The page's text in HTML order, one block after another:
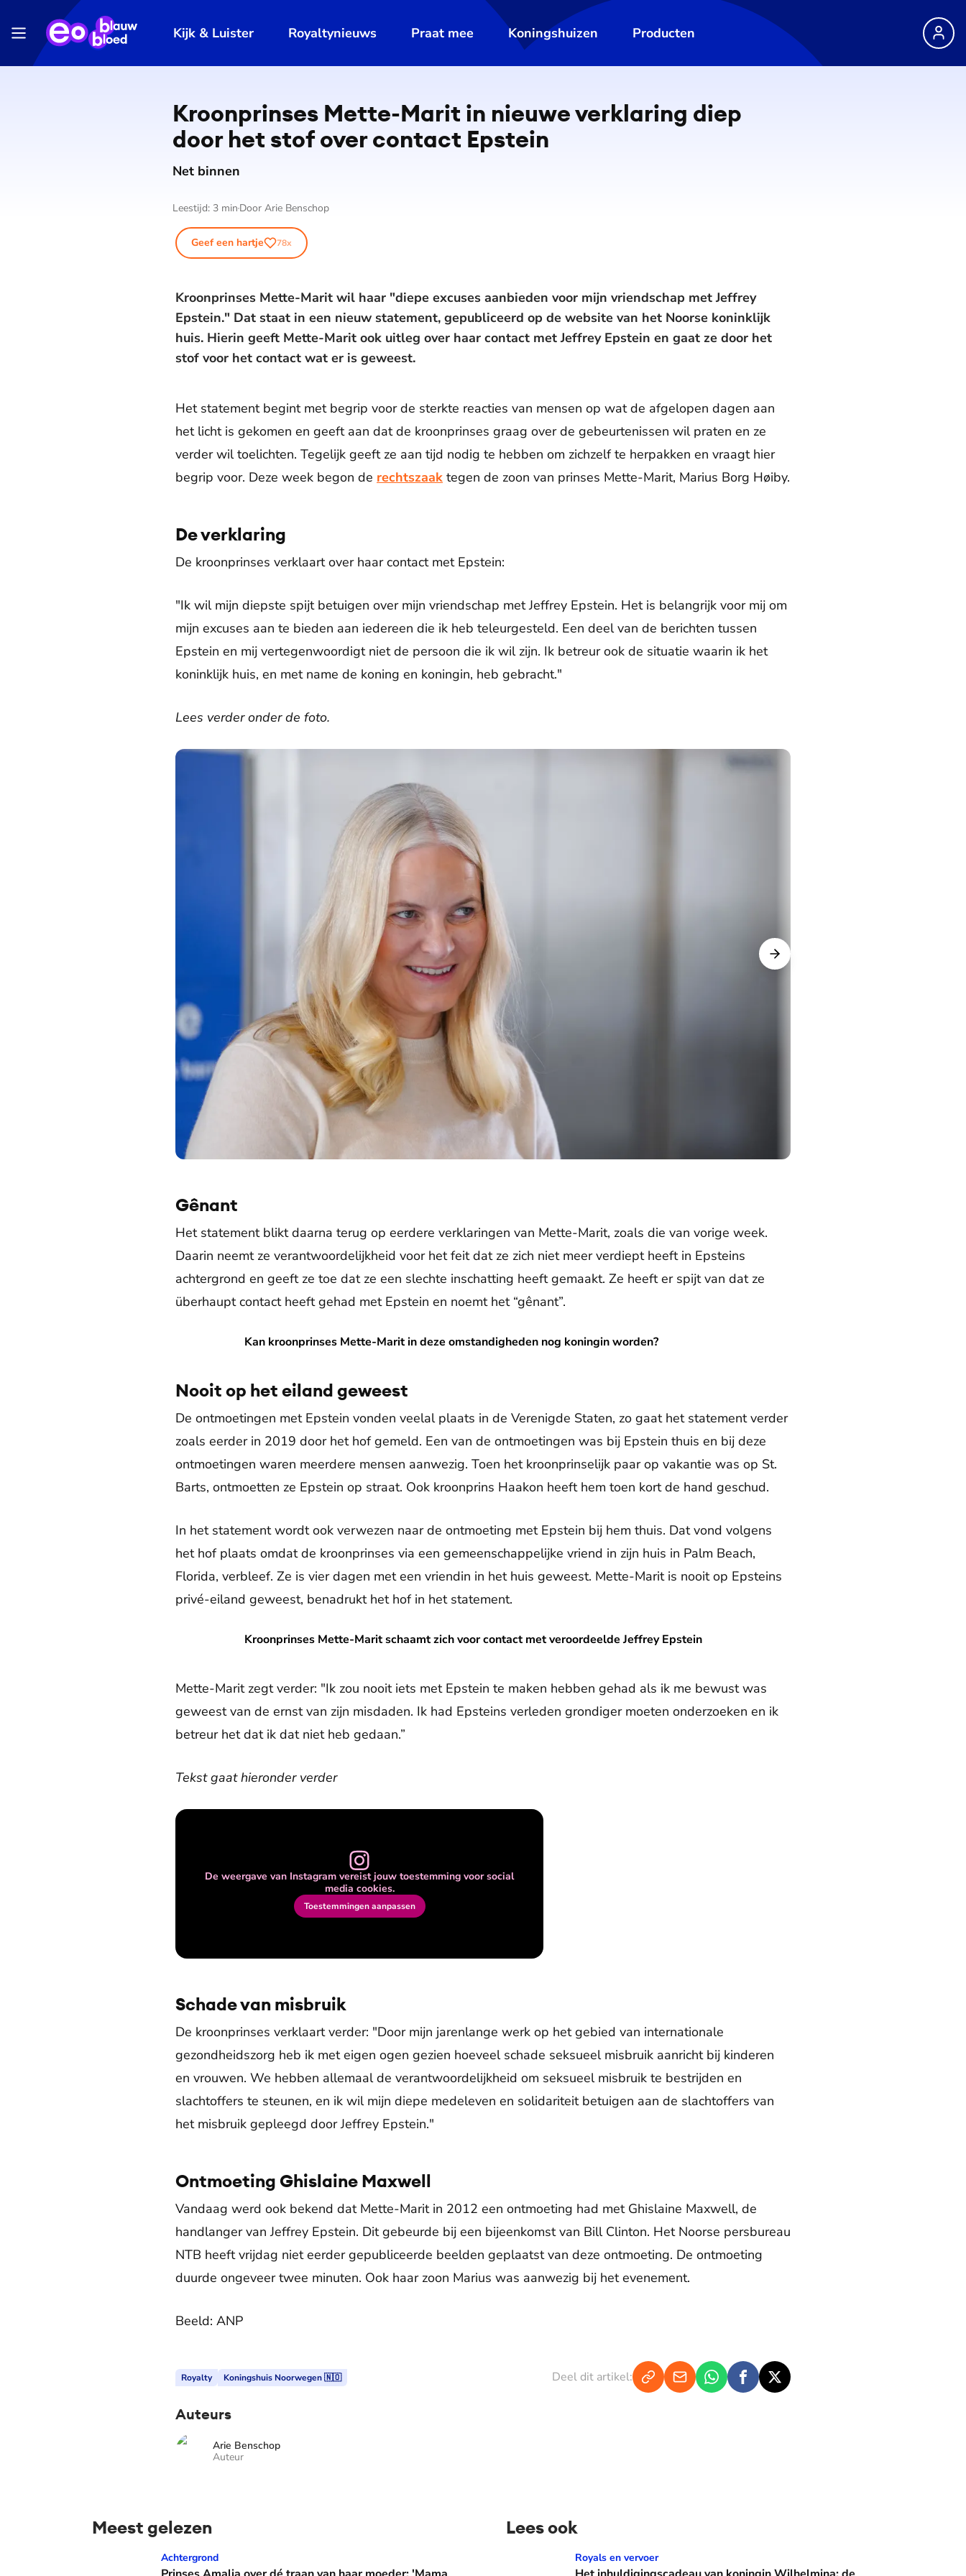
Kijk & Luister Royaltynieuws Praat mee Koningshuizen Producten
Kroonprinses Mette-Marit in nieuwe verklaring diep
door het stof over contact Epstein
Net binnen
Leestijd: 3 min Door Arie Benschop
Geef een hartje 78x
Kroonprinses Mette-Marit wil haar "diepe excuses aanbieden voor mijn vriendschap met Jeffrey
Epstein." Dat staat in een nieuw statement, gepubliceerd op de website van het Noorse koninklijk
huis. Hierin geeft Mette-Marit ook uitleg over haar contact met Jeffrey Epstein en gaat ze door het
stof voor het contact wat er is geweest.
Het statement begint met begrip voor de sterkte reacties van mensen op wat de afgelopen dagen aan
het licht is gekomen en geeft aan dat de kroonprinses graag over de gebeurtenissen wil praten en ze
verder wil toelichten. Tegelijk geeft ze aan tijd nodig te hebben om zichzelf te herpakken en vraagt hier
begrip voor. Deze week begon de rechtszaak tegen de zoon van prinses Mette-Marit, Marius Borg Høiby.
De verklaring
De kroonprinses verklaart over haar contact met Epstein:
"Ik wil mijn diepste spijt betuigen over mijn vriendschap met Jeffrey Epstein. Het is belangrijk voor mij om
mijn excuses aan te bieden aan iedereen die ik heb teleurgesteld. Een deel van de berichten tussen
Epstein en mij vertegenwoordigt niet de persoon die ik wil zijn. Ik betreur ook de situatie waarin ik het
koninklijk huis, en met name de koning en koningin, heb gebracht."
Lees verder onder de foto.
Gênant
Het statement blikt daarna terug op eerdere verklaringen van Mette-Marit, zoals die van vorige week.
Daarin neemt ze verantwoordelijkheid voor het feit dat ze zich niet meer verdiept heeft in Epsteins
achtergrond en geeft ze toe dat ze een slechte inschatting heeft gemaakt. Ze heeft er spijt van dat ze
überhaupt contact heeft gehad met Epstein en noemt het “gênant”.
Kan kroonprinses Mette-Marit in deze omstandigheden nog koningin worden?
Kan kroonprinses Mette-Marit in deze omstandigheden nog koningin worden?
Nooit op het eiland geweest
De ontmoetingen met Epstein vonden veelal plaats in de Verenigde Staten, zo gaat het statement verder
zoals eerder in 2019 door het hof gemeld. Een van de ontmoetingen was bij Epstein thuis en bij deze
ontmoetingen waren meerdere mensen aanwezig. Toen het kroonprinselijk paar op vakantie was op St.
Barts, ontmoetten ze Epstein op straat. Ook kroonprins Haakon heeft hem toen kort de hand geschud.
In het statement wordt ook verwezen naar de ontmoeting met Epstein bij hem thuis. Dat vond volgens
het hof plaats omdat de kroonprinses via een gemeenschappelijke vriend in zijn huis in Palm Beach,
Florida, verbleef. Ze is vier dagen met een vriendin in het huis geweest. Mette-Marit is nooit op Epsteins
privé-eiland geweest, benadrukt het hof in het statement.
Kroonprinses Mette-Marit schaamt zich voor contact met veroordeelde Jeffrey Epstein
Kroonprinses Mette-Marit schaamt zich voor contact met veroordeelde Jeffrey Epstein
Mette-Marit zegt verder: "Ik zou nooit iets met Epstein te maken hebben gehad als ik me bewust was
geweest van de ernst van zijn misdaden. Ik had Epsteins verleden grondiger moeten onderzoeken en ik
betreur het dat ik dat niet heb gedaan.”
Tekst gaat hieronder verder
De weergave van Instagram vereist jouw toestemming voor social
media cookies.
Toestemmingen aanpassen
Schade van misbruik
De kroonprinses verklaart verder: "Door mijn jarenlange werk op het gebied van internationale
gezondheidszorg heb ik met eigen ogen gezien hoeveel schade seksueel misbruik aanricht bij kinderen
en vrouwen. We hebben allemaal de verantwoordelijkheid om seksueel misbruik te bestrijden en
slachtoffers te steunen, en ik wil mijn diepe medeleven en solidariteit betuigen aan de slachtoffers van
het misbruik gepleegd door Jeffrey Epstein."
Ontmoeting Ghislaine Maxwell
Vandaag werd ook bekend dat Mette-Marit in 2012 een ontmoeting had met Ghislaine Maxwell, de
handlanger van Jeffrey Epstein. Dit gebeurde bij een bijeenkomst van Bill Clinton. Het Noorse persbureau
NTB heeft vrijdag niet eerder gepubliceerde beelden geplaatst van deze ontmoeting. De ontmoeting
duurde ongeveer twee minuten. Ook haar zoon Marius was aanwezig bij het evenement.
Beeld: ANP
Royalty Koningshuis Noorwegen 🇳🇴 Deel dit artikel:
Auteurs
Arie Benschop
Auteur
Meest gelezen
Prinses Amalia over dé traan van haar moeder: 'Mama waarom huil je?'
Achtergrond
Lees ook
Het inhuldigingscadeau van koningin Wilhelmina: de Crème Calèche
Royals en vervoer